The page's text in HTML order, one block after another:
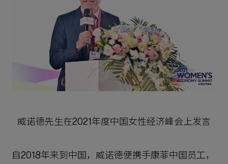
威诺德先生在2021年度中国女性经济峰会上发言
自2018年来到中国，威诺德便携手康菲中国员工，